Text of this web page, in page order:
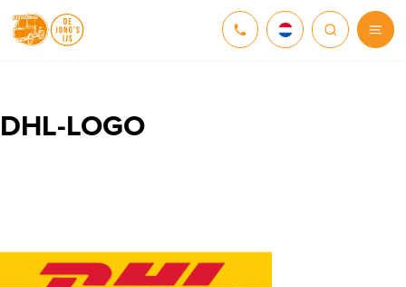
NEDERLANDS
DHL-LOGO